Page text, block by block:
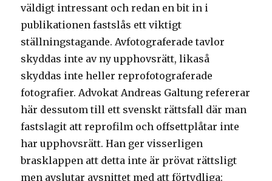
väldigt intressant och redan en bit in i
publikationen fastslås ett viktigt
ställningstagande. Avfotograferade tavlor
skyddas inte av ny upphovsrätt, likaså
skyddas inte heller reprofotograferade
fotografier. Advokat Andreas Galtung refererar
här dessutom till ett svenskt rättsfall där man
fastslagit att reprofilm och offsettplåtar inte
har upphovsrätt. Han ger visserligen
brasklappen att detta inte är prövat rättsligt
men avslutar avsnittet med att förtydliga: